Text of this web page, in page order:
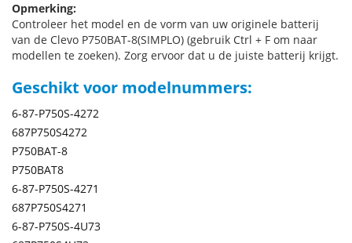
Opmerking:
Controleer het model en de vorm van uw originele batterij
van de Clevo P750BAT-8(SIMPLO) (gebruik Ctrl + F om naar
modellen te zoeken). Zorg ervoor dat u de juiste batterij krijgt.
Geschikt voor modelnummers:
6-87-P750S-4272
687P750S4272
P750BAT-8
P750BAT8
6-87-P750S-4271
687P750S4271
6-87-P750S-4U73